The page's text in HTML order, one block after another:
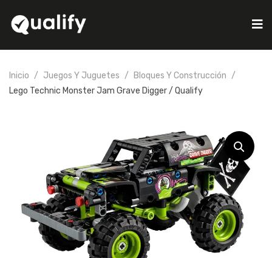
Inicio Juegos Y Juguetes
Bloques Y Construcción
Lego Technic Monster Jam Grave Digger / Qualify